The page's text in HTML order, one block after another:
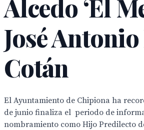
Alcedo ‘El
José
Cotán
El Ayuntamiento de Chipiona ha
de junio finaliza el periodo de
nombramiento como Hijo Predilecto